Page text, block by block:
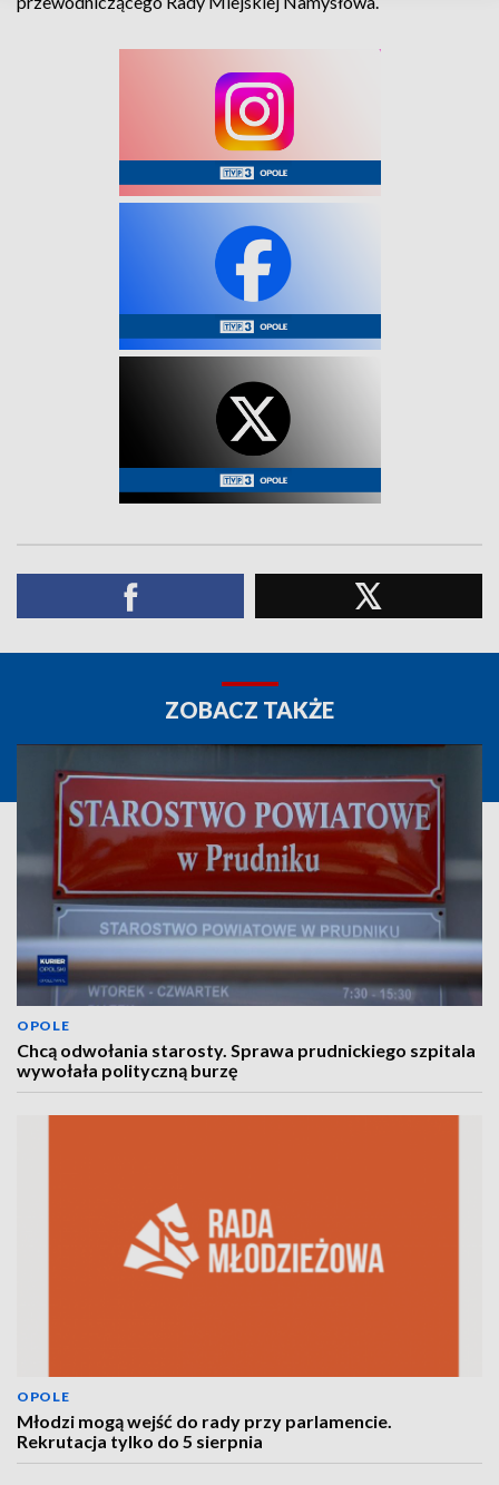
ZOBACZ TAKŻE
OPOLE
Chcą odwołania starosty. Sprawa prudnickiego szpitala
wywołała polityczną burzę
OPOLE
Młodzi mogą wejść do rady przy parlamencie.
Rekrutacja tylko do 5 sierpnia